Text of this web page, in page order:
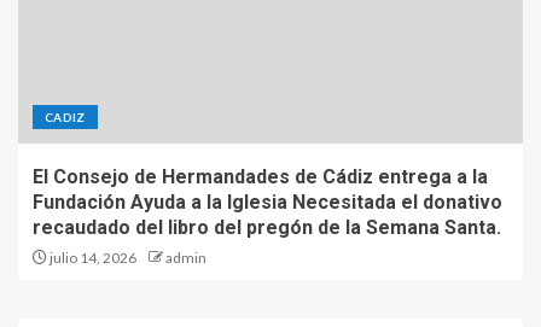
CADIZ
El Consejo de Hermandades de Cádiz entrega a la
Fundación Ayuda a la Iglesia Necesitada el donativo
recaudado del libro del pregón de la Semana Santa.
julio 14, 2026 admin